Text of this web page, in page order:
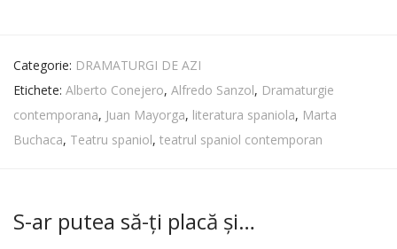
Categorie: DRAMATURGI DE AZI
Etichete: Alberto Conejero, Alfredo Sanzol, Dramaturgie
contemporana, Juan Mayorga, literatura spaniola, Marta
Buchaca, Teatru spaniol, teatrul spaniol contemporan
S-ar putea să-ți placă și…